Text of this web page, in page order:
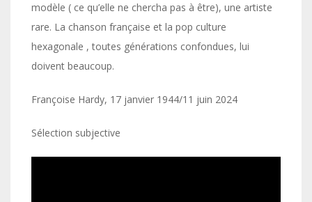
modèle ( ce qu’elle ne chercha pas à être), une artiste
rare. La chanson française et la pop culture
hexagonale , toutes générations confondues, lui
doivent beaucoup.
Françoise Hardy, 17 janvier 1944/11 juin 2024
Sélection subjective